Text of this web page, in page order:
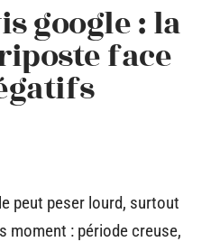
google : la
face
peut peser lourd, surtout
moment : période creuse,